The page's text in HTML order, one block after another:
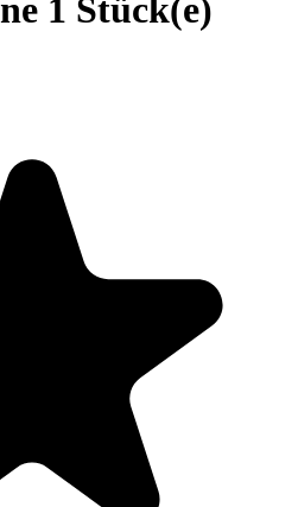
1 Stück(e)